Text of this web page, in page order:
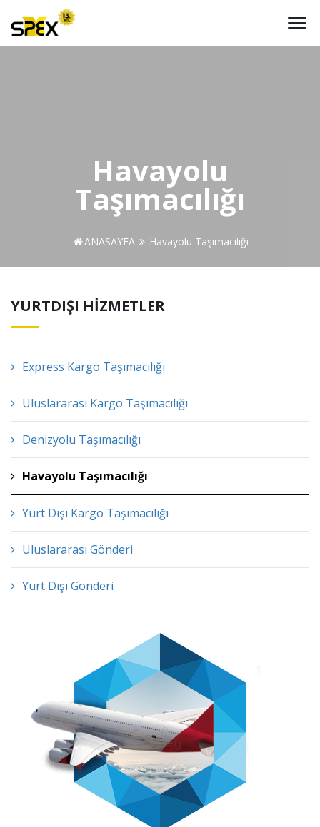
Havayolu
Taşımacılığı
ANASAYFA Havayolu Taşımacılığı
YURTDIŞI HİZMETLER
Express Kargo Taşımacılığı
Uluslararası Kargo Taşımacılığı
Denizyolu Taşımacılığı
Havayolu Taşımacılığı
Yurt Dışı Kargo Taşımacılığı
Uluslararası Gönderi
Yurt Dışı Gönderi